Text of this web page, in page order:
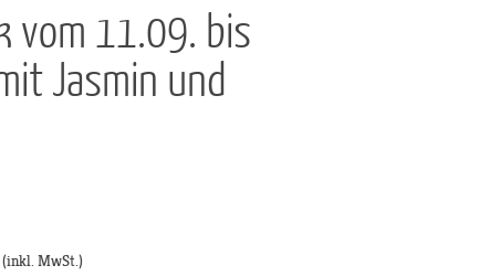
vom 11.09. bis
Jasmin und
MwSt.)